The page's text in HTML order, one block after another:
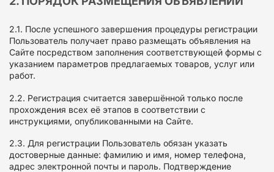
2.1. После успешного завершения процедуры регистрации
Пользователь получает право размещать объявления на
Сайте посредством заполнения соответствующей формы с
указанием параметров предлагаемых товаров, услуг или
работ.
2.2. Регистрация считается завершённой только после
прохождения всех её этапов в соответствии с
инструкциями, опубликованными на Сайте.
2.3. Для регистрации Пользователь обязан указать
достоверные данные: фамилию и имя, номер телефона,
адрес электронной почты и пароль. Подтверждение